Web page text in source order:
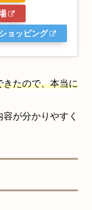
ョッピング
きたので、本当に
が分かりやすく